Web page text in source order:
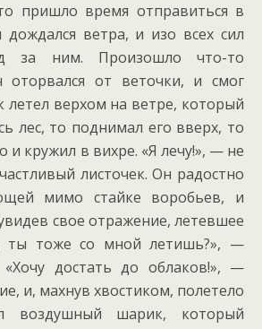
пришло время отправиться в
дождался ветра, и изо всех сил
за ним. Произошло что-то
оторвался от веточки, и смог
летел верхом на ветре, который
лес, то поднимал его вверх, то
и кружил в вихре. «Я лечу!», — не
листочек. Он радостно
мимо стайке воробьев, и
свое отражение, летевшее
ты тоже со мной летишь?», —
«Хочу достать до облаков!», —
и, махнув хвостиком, полетело
воздушный шарик, который